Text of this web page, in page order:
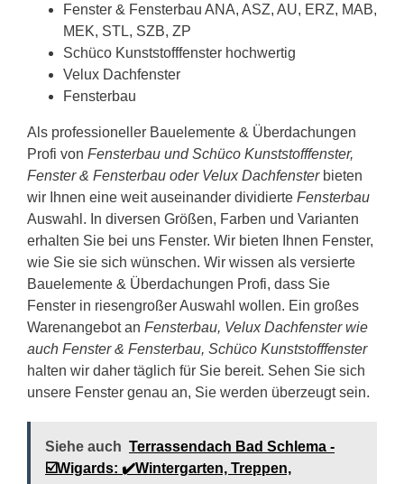
Fenster & Fensterbau ANA, ASZ, AU, ERZ, MAB,
MEK, STL, SZB, ZP
Schüco Kunststofffenster hochwertig
Velux Dachfenster
Fensterbau
Als professioneller Bauelemente & Überdachungen
Profi von Fensterbau und Schüco Kunststofffenster,
Fenster & Fensterbau oder Velux Dachfensterbieten
wir Ihnen eine weit auseinander dividierte Fensterbau
Auswahl. In diversen Größen, Farben und Varianten
erhalten Sie bei uns Fenster. Wir bieten Ihnen Fenster,
wie Sie sie sich wünschen. Wir wissen als versierte
Bauelemente & Überdachungen Profi, dass Sie
Fenster in riesengroßer Auswahl wollen. Ein großes
Warenangebot an Fensterbau, Velux Dachfenster wie
auch Fenster & Fensterbau, Schüco Kunststofffenster
halten wir daher täglich für Sie bereit. Sehen Sie sich
unsere Fenster genau an, Sie werden überzeugt sein.
Siehe auch Terrassendach Bad Schlema -
☑️Wigards: ✔️Wintergarten, Treppen,